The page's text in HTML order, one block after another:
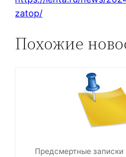
zatop/
Похожие
Предсмертные записки